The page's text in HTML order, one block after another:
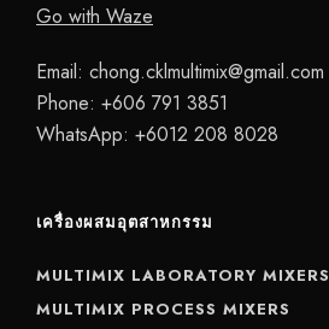
Go with Waze
Email: chong.cklmultimix@gmail.com
Phone: +606 791 3851
WhatsApp: +6012 208 8028
เครื่องผสมอุตสาหกรรม
MULTIMIX LABORATORY MIXERS
MULTIMIX PROCESS MIXERS